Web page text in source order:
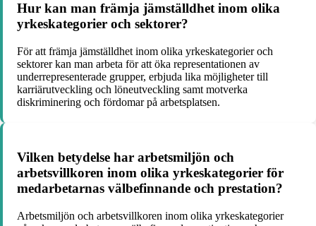
Hur kan man främja jämställdhet inom olika
yrkeskategorier och sektorer?
För att främja jämställdhet inom olika yrkeskategorier och
sektorer kan man arbeta för att öka representationen av
underrepresenterade grupper, erbjuda lika möjligheter till
karriärutveckling och löneutveckling samt motverka
diskriminering och fördomar på arbetsplatsen.
Vilken betydelse har arbetsmiljön och
arbetsvillkoren inom olika yrkeskategorier för
medarbetarnas välbefinnande och prestation?
Arbetsmiljön och arbetsvillkoren inom olika yrkeskategorier